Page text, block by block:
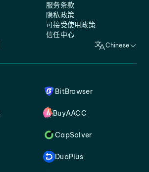
服务条款
隐私政策
可接受使用政策
信任中心
Chinese
BitBrowser
BuyAACC
CapSolver
DuoPlus